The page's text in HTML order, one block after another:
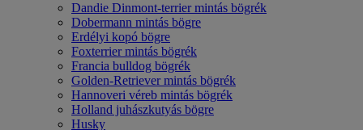
Dandie Dinmont-terrier mintás bögrék
Dobermann mintás bögre
Erdélyi kopó bögre
Foxterrier mintás bögrék
Francia bulldog bögrék
Golden-Retriever mintás bögrék
Hannoveri véreb mintás bögrék
Holland juhászkutyás bögre
Husky